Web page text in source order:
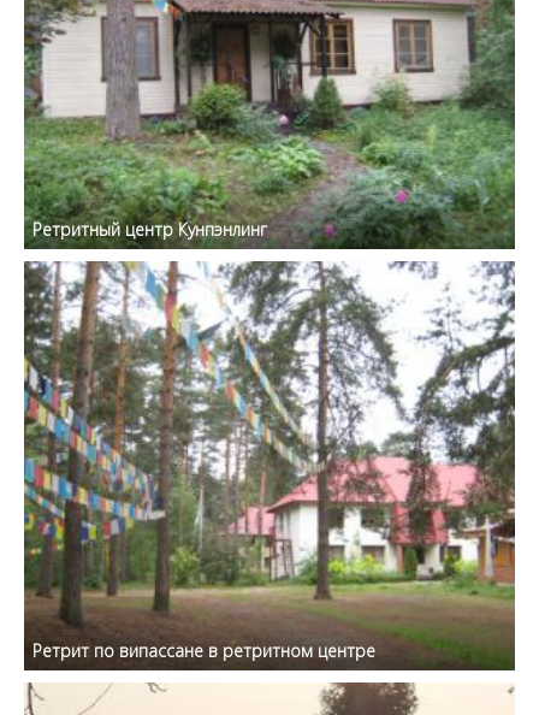
Ретритный центр Кунпэнлинг
Ретрит по випассане в ретритном центре